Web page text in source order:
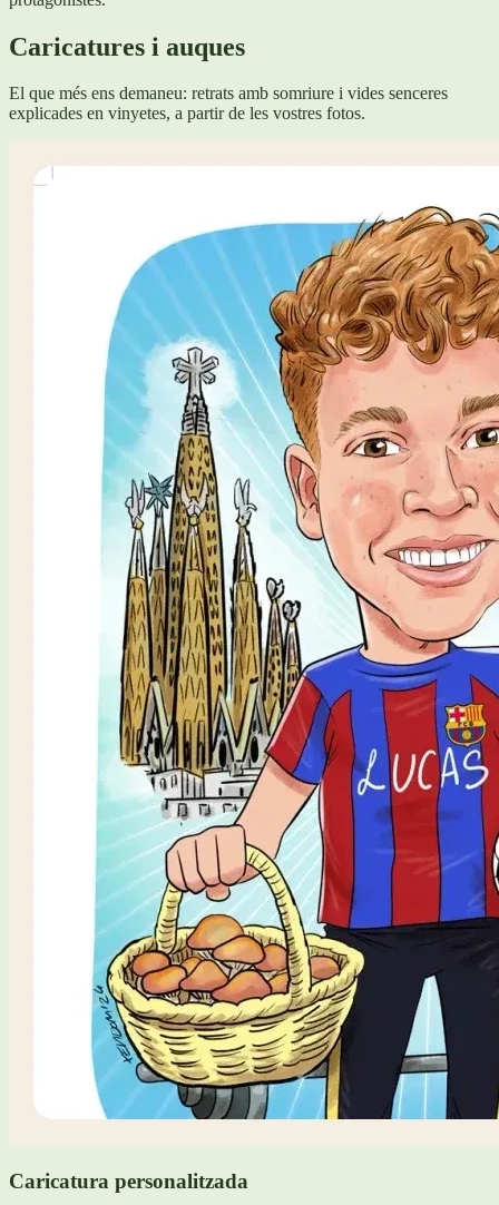
Caricatures i auques
El que més ens demaneu: retrats amb somriure i vides senceres
explicades en vinyetes, a partir de les vostres fotos.
Caricatura personalitzada